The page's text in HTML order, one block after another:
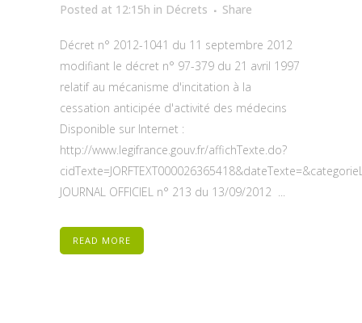
Posted at 12:15h in Décrets Share
Décret n° 2012-1041 du 11 septembre 2012
modifiant le décret n° 97-379 du 21 avril 1997
relatif au mécanisme d'incitation à la
cessation anticipée d'activité des médecins
Disponible sur Internet :
http://www.legifrance.gouv.fr/affichTexte.do?
JOURNAL OFFICIEL n° 213 du 13/09/2012 ...
READ MORE